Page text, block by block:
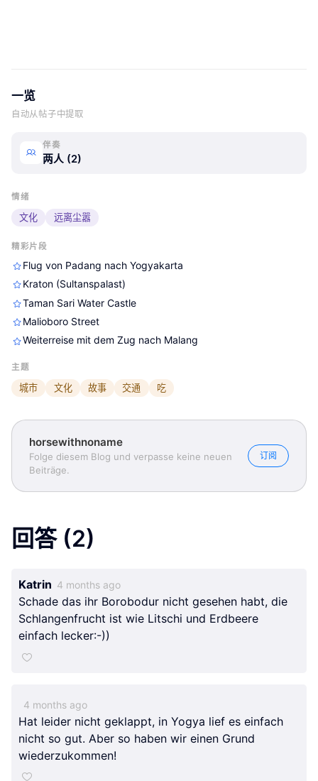
horsewithnoname
horsewithnoname
一览
自动从帖子中提取
伴奏
两人 (2)
情绪
文化 远离尘嚣
精彩片段
Flug von Padang nach Yogyakarta
Kraton (Sultanspalast)
Taman Sari Water Castle
Malioboro Street
Weiterreise mit dem Zug nach Malang
主题
城市 文化 故事 交通 吃
horsewithnoname
Folge diesem Blog und verpasse keine neuen
Beiträge.
订阅
horsewithnoname
回答(2)
Katrin 4 months ago
Schade das ihr Borobodur nicht gesehen habt, die
Schlangenfrucht ist wie Litschi und Erdbeere
einfach lecker:-))
4 months ago
Hat leider nicht geklappt, in Yogya lief es einfach
nicht so gut. Aber so haben wir einen Grund
wiederzukommen!